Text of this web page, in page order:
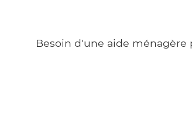
Besoin d'une aide